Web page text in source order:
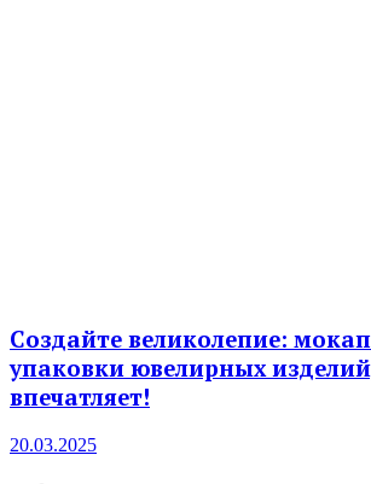
Создайте великолепие:
упаковки ювелирных
впечатляет!
20.03.2025